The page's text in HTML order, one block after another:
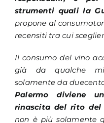
strumenti quali la
propone al
recensiti tra cui
Il consumo del vino
già da qualche
solamente da
Palermo diviene
rinascita del rito del
non è più solamente